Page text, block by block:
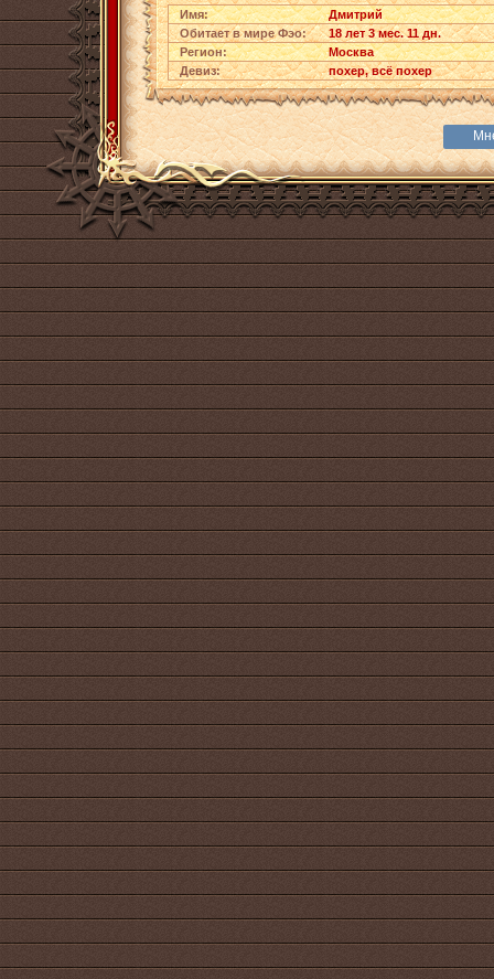
Имя:
Дмитрий
Обитает в мире Фэо:
18 лет 3 мес. 11 дн.
Регион:
Москва
Девиз:
похер, всё похер